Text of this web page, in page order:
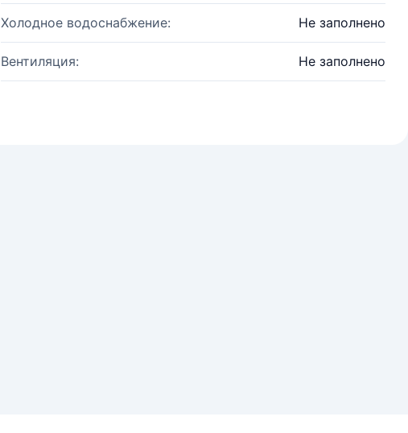
Холодное водоснабжение: Не заполнено
Вентиляция: Не заполнено